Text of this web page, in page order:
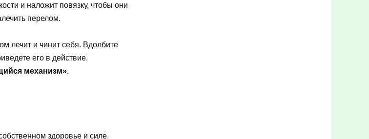
и наложит повязку, чтобы они
перелом.
лечит и чинит себя. Вдолбите
его в действие.
механизм».
здоровье и силе.